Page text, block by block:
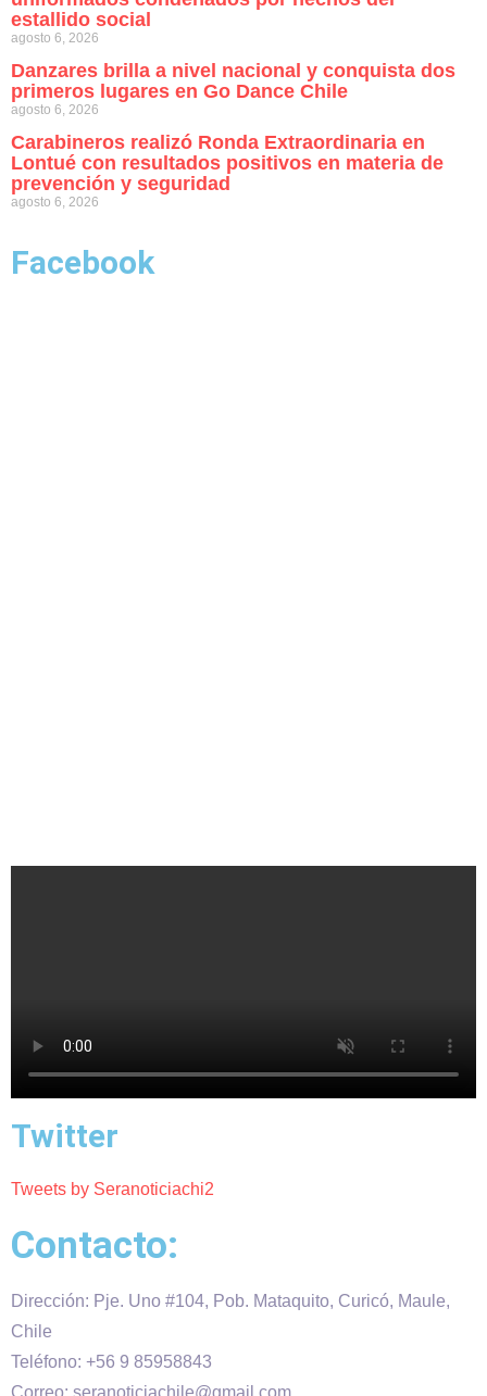
estallido social
agosto 6, 2026
Danzares brilla a nivel nacional y conquista dos
primeros lugares en Go Dance Chile
agosto 6, 2026
Carabineros realizó Ronda Extraordinaria en
Lontué con resultados positivos en materia de
prevención y seguridad
agosto 6, 2026
Facebook
Twitter
Tweets by Seranoticiachi2
Contacto:
Dirección: Pje. Uno #104, Pob. Mataquito, Curicó, Maule,
Chile
Teléfono: +56 9 85958843
Correo: seranoticiachile@gmail.com